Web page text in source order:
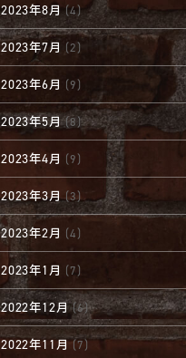
2023年8月 (4)
2023年7月 (2)
2023年6月 (9)
2023年5月(8)
2023年4月 (9)
2023年3月(3)
2023年2月 (4)
2023年1月 (7)
2022年12月(6)
2022年11月(7)